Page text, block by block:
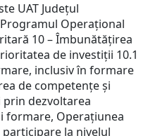
UAT Județul
Operațional
10 – Îmbunătățirea
de investiții 10.1
inclusiv în formare
de competențe și
dezvoltarea
formare, Operațiunea
participare la nivelul